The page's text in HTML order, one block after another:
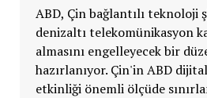
ABD, Çin bağlantılı
denizaltı telekomünikasyon
almasını engelleyecek bir
hazırlanıyor. Çin'in ABD
etkinliği önemli ölçüde